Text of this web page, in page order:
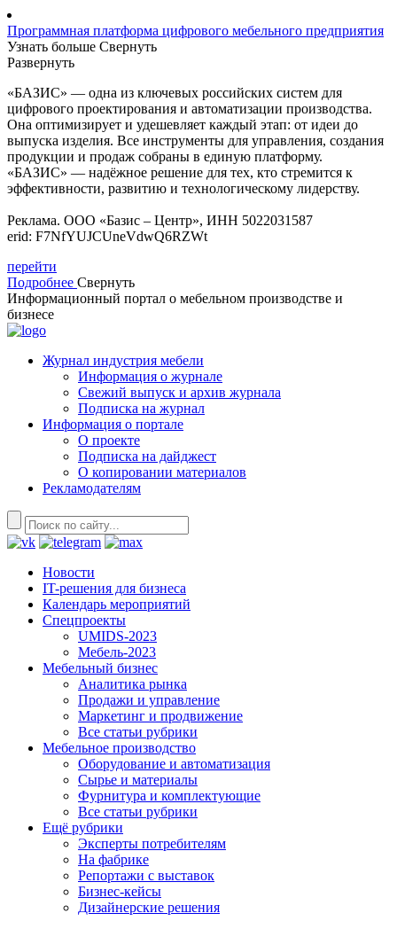
Программная платформа цифрового мебельного предприятия
Узнать больше Свернуть
Развернуть
«БАЗИС» — одна из ключевых российских систем для
цифрового проектирования и автоматизации производства.
Она оптимизирует и удешевляет каждый этап: от идеи до
выпуска изделия. Все инструменты для управления, создания
продукции и продаж собраны в единую платформу.
«БАЗИС» — надёжное решение для тех, кто стремится к
эффективности, развитию и технологическому лидерству.
Реклама. ООО «Базис – Центр», ИНН 5022031587
erid: F7NfYUJCUneVdwQ6RZWt
перейти
Подробнее Свернуть
Информационный портал о мебельном производстве и
бизнесе
Журнал индустрия мебели
Информация о журнале
Свежий выпуск и архив журнала
Подписка на журнал
Информация о портале
О проекте
Подписка на дайджест
О копировании материалов
Рекламодателям
Новости
IT-решения для бизнеса
Календарь мероприятий
Спецпроекты
UMIDS-2023
Мебель-2023
Мебельный бизнес
Аналитика рынка
Продажи и управление
Маркетинг и продвижение
Все статьи рубрики
Мебельное производство
Оборудование и автоматизация
Сырье и материалы
Фурнитура и комплектующие
Все статьи рубрики
Ещё рубрики
Эксперты потребителям
На фабрике
Репортажи с выставок
Бизнес-кейсы
Дизайнерские решения